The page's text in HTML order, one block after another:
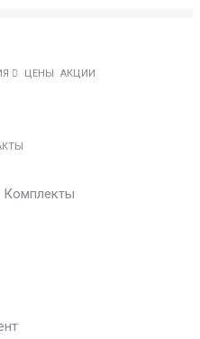
ЦЕНЫ АКЦИИ
Комплекты